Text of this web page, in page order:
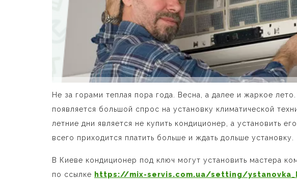
Не за горами теплая пора года. Весна, а далее и жаркое
появляется большой спрос на установку климатической
летние дни является не купить кондиционер, а установить
всего приходится платить больше и ждать дольше установку.
В Киеве кондиционер под ключ могут установить мастера
по ссылке https://mix-servis.com.ua/setting/